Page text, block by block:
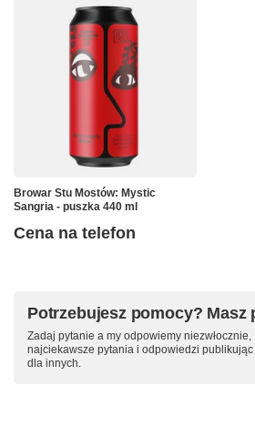
Browar Stu Mostów: Mystic
Sangria - puszka 440 ml
Cena na telefon
Potrzebujesz pomocy? Masz
Zadaj pytanie a my odpowiemy niezwłocznie,
najciekawsze pytania i odpowiedzi publikując
dla innych.